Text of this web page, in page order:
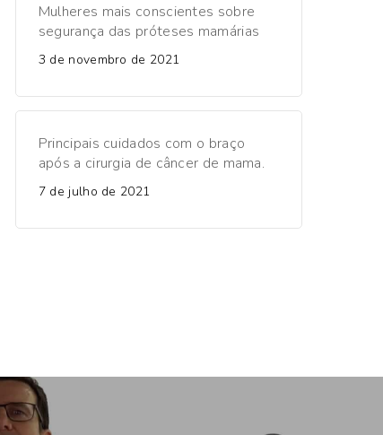
Mulheres mais conscientes sobre
segurança das próteses mamárias
3 de novembro de 2021
Principais cuidados com o braço
após a cirurgia de câncer de mama.
7 de julho de 2021